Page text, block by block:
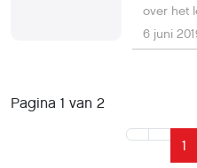
over het
6 juni
Pagina 1 van 2
1